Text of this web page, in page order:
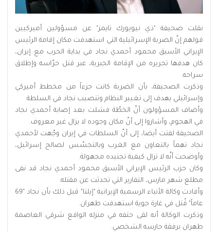
نقلت صحيفة "ذي نيويورك تايمز" عن مسؤولين أميركيين
قولهم إنّ الضربة الإسرائيلية التي استهدفت مكان إقامة الرئيس
الإيراني الأسبق محمود أحمدي نجاد في بداية الحرب مع إيران،
كان هدفها تحريره من الإقامة الجبرية، عبر قتل حرّاسه وإطلاق
سراحه.
وذكرت الصحيفة، بأن الضربة كانت جزءاً من مخطط أميركي
وإسرائيلي يهدف إلى تغيير النظام وتنصيب نجاد في السلطة.
وأضاف المسؤولون أنّ الخطّة فشلت بعد إصابة أحمدي نجاد
في الهجوم، وأشاروا إلى أنّ مكان وجوده لا يزال غير معروف.
الصحيفة لفتت أيضا، إلى أنّ السلطات في إيران وجّهت لأحمدي
نجاد تهماً بالتعاون مع الغرب وبالتجسّس لصالح إسرائيل،
وأوضحت أنّه لا تزال كيفية تجنيده مجهولة.
وكان حزب الرئيس الإيراني الأسبق محمود أحمدي نجاد قد نفى
مطلع شهر مارس، التقارير التي تحدثت عن مقتله.
وأفادت وكالة الأنباء الرسمية الإيرانية "إيلنا" قبل ذلك بأن نجاد "69
عاماً" قُتل في غارة جوية استهدفت طهران.
وذكرت الوكالة أنه لقى حتفه في منزله الواقع شرقي العاصمة
طهران برفقة حارسه الشخصي.